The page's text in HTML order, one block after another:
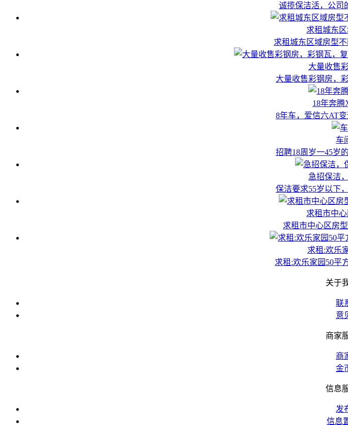
诚揽保洁活，公司
求租城东
求租城东区域房型
大量收售
大量收售彩钢房，
18年奔腾
8年车，爱信六AT
车
招聘18周岁一45岁
急招保洁
保洁要求55岁以下
求租市中
求租市中心区房
求租:欢乐
求租:欢乐家园50平
关于
联
意
商家
商
金
信息
发
信息